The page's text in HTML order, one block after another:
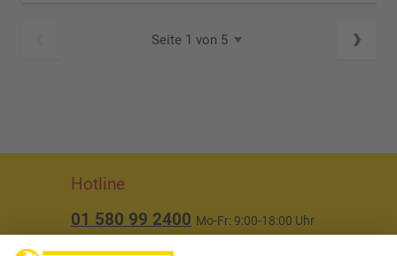
Seite 1 von 5
Hotline
01 580 99 2400 Mo-Fr: 9:00-18:00 Uhr
(ausgenommen Feiertage)